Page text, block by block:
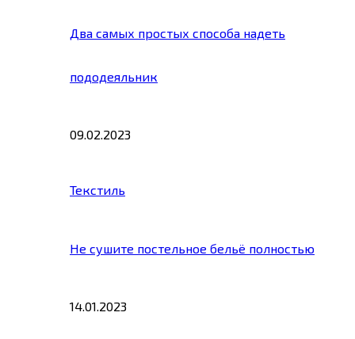
Два самых простых способа надеть
пододеяльник
09.02.2023
Текстиль
Не сушите постельное бельё полностью
14.01.2023